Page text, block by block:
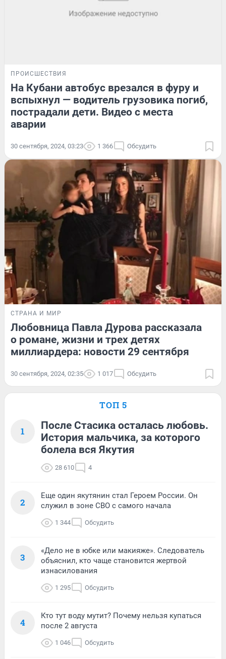
ПРОИСШЕСТВИЯ
На Кубани автобус врезался в фуру и
вспыхнул — водитель грузовика погиб,
пострадали дети. Видео с места
аварии
30 сентября, 2024, 03:23 1 366 Обсудить
СТРАНА И МИР
Любовница Павла Дурова рассказала
о романе, жизни и трех детях
миллиардера: новости 29 сентября
30 сентября, 2024, 02:35 1 017 Обсудить
ТОП 5
1
После Стасика осталась любовь.
История мальчика, за которого
болела вся Якутия
28 610 4
2
Еще один якутянин стал Героем России. Он
служил в зоне СВО с самого начала
1 344 Обсудить
3
«Дело не в юбке или макияже». Следователь
объяснил, кто чаще становится жертвой
изнасилования
1 295 Обсудить
4
Кто тут воду мутит? Почему нельзя купаться
после 2 августа
1 046 Обсудить